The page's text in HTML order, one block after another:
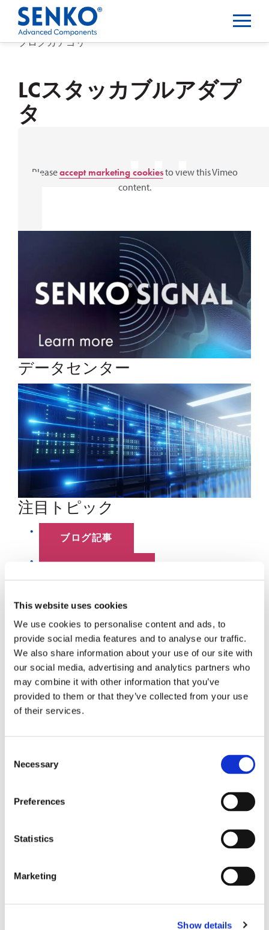
This website uses cookies
We use cookies to personalise content and ads, to
provide social media features and to analyse our traffic.
We also share information about your use of our site with
our social media, advertising and analytics partners who
may combine it with other information that you’ve
provided to them or that they’ve collected from your use
of their services.
Selection
Necessary
Preferences
Statistics
Marketing
Show details
ブログカテゴリー
LCスタッカブルアダプ
タ
⋯
Pleaseaccept marketing cookiesto view this Vimeo
content.
データセンター
注目トピック
ブログ記事
ハイパースケール
センコー60
スイッチ
テック・トーク